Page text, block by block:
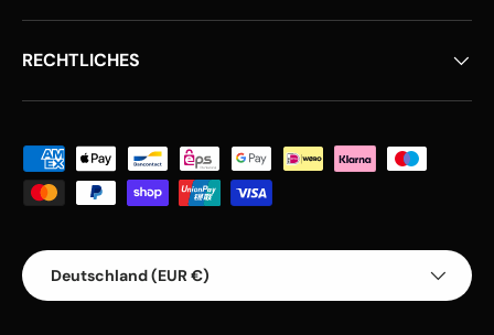
RECHTLICHES
Zahlungsmethoden
Land/Region
Deutschland (EUR €)